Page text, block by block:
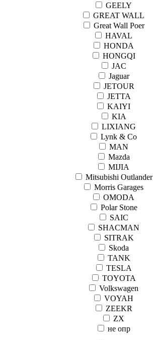
GEELY
GREAT WALL
Great Wall Рoer
HAVAL
HONDA
HONGQI
JAC
Jaguar
JETOUR
JETTA
KAIYI
KIA
LIXIANG
Lynk & Co
MAN
Mazda
MIJIA
Mitsubishi Outlander
Morris Garages
OMODA
Polar Stone
SAIC
SHACMAN
SITRAK
Skoda
TANK
TESLA
TOYOTA
Volkswagen
VOYAH
ZEEKR
ZX
не опр